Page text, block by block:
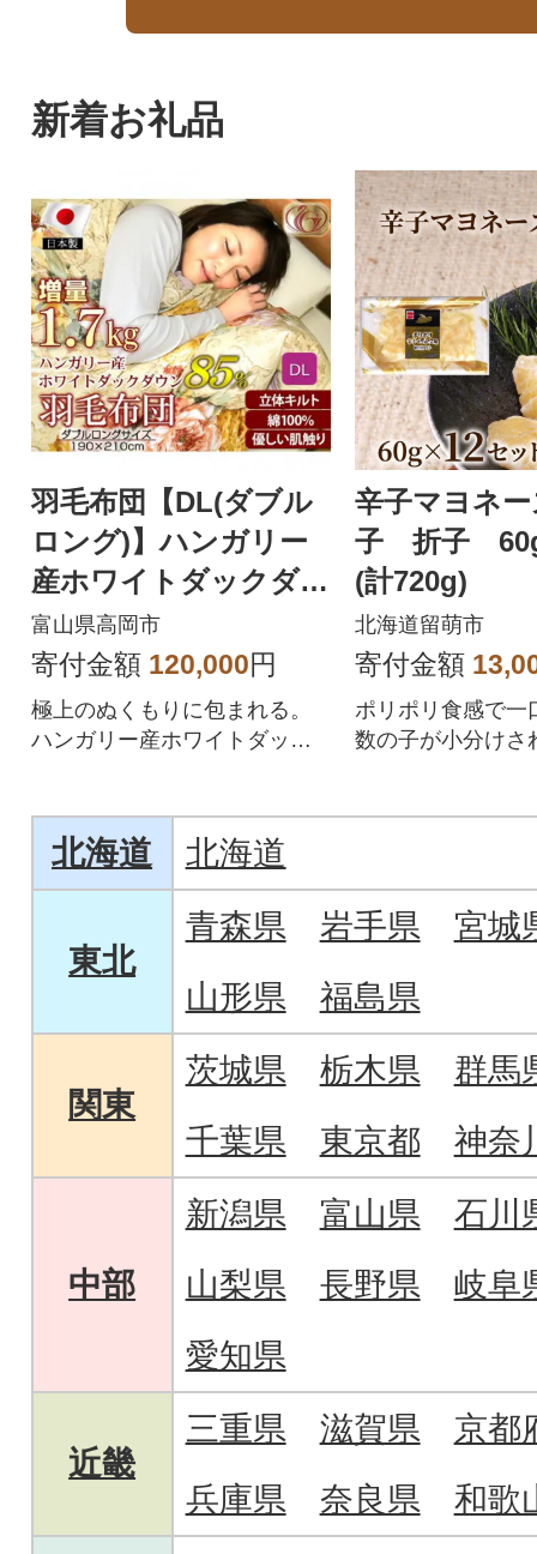
新着お礼品
羽毛布団【DL(ダブル
ロング)】ハンガリー
産ホワイトダックダウ
ン85% ピンク系
富山県高岡市
寄付金額 120,000円
極上のぬくもりに包まれる。
ハンガリー産ホワイトダック
辛子マヨネ
子 折子
(計720g)
北海道留萌市
寄付金額
ポリポリ食感で一
数の子が小分けさ
北海道 北海道
東北
青森県 岩手県
宮城
山形県
福島県
関東
茨城県 栃木県
群馬
千葉県
東京都 神奈
中部
新潟県 富山県
石川
山梨県
長野県
岐阜
愛知県
近畿
三重県 滋賀県
京都
兵庫県
奈良県 和歌